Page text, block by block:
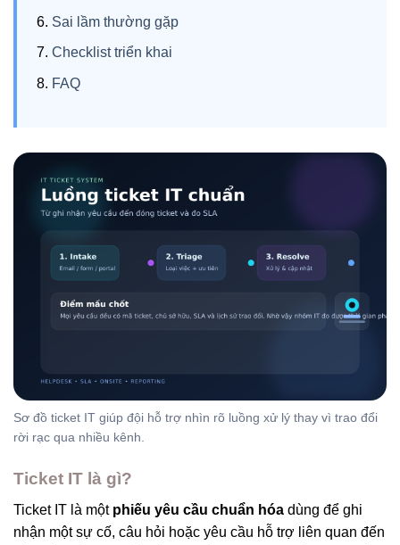
Sai lầm thường gặp
Checklist triển khai
FAQ
Sơ đồ ticket IT giúp đội hỗ trợ nhìn rõ luồng xử lý thay vì trao đổi
rời rạc qua nhiều kênh.
Ticket IT là gì?
Ticket IT là một phiếu yêu cầu chuẩn hóa dùng để ghi
nhận một sự cố, câu hỏi hoặc yêu cầu hỗ trợ liên quan đến